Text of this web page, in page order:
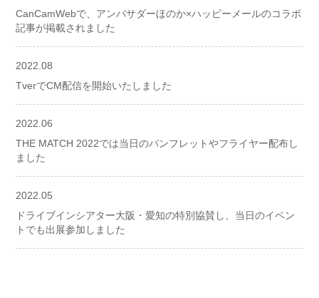
CanCamWebで、アンバサダーほのか×ハッピーメールのコラボ
記事が掲載されました
2022.08
TverでCM配信を開始いたしました
2022.06
THE MATCH 2022では当日のパンフレットやフライヤー配布し
ました
2022.05
ドライブインシアター大阪・愛知の特別協賛し、当日のイベン
トでも出展参加しました